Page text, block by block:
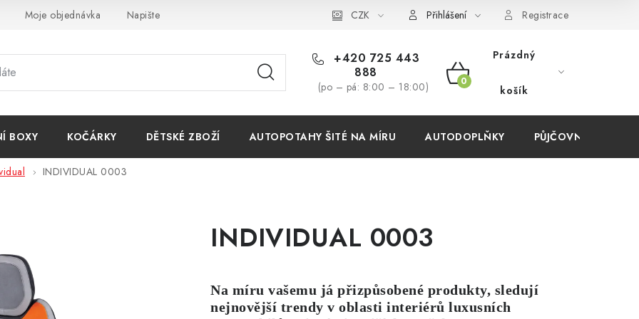
Moje objednávka Napište nám Obchodní podmínky
CZK Přihlášení Registrace
+420 725 443
888
(po – pá: 8:00 – 18:00)
NÁKUPNÍ
Prázdný
košík
BOXY KOČÁRKY DĚTSKÉ ZBOŽÍ AUTOPOTAHY ŠITÉ NA MÍRU AUTODOPLŇKY PŮJČOVNA
INDIVIDUAL 0003
INDIVIDUAL 0003
Na míru vašemu já přizpůsobené produkty, sledují
nejnovější trendy v oblasti interiérů luxusních